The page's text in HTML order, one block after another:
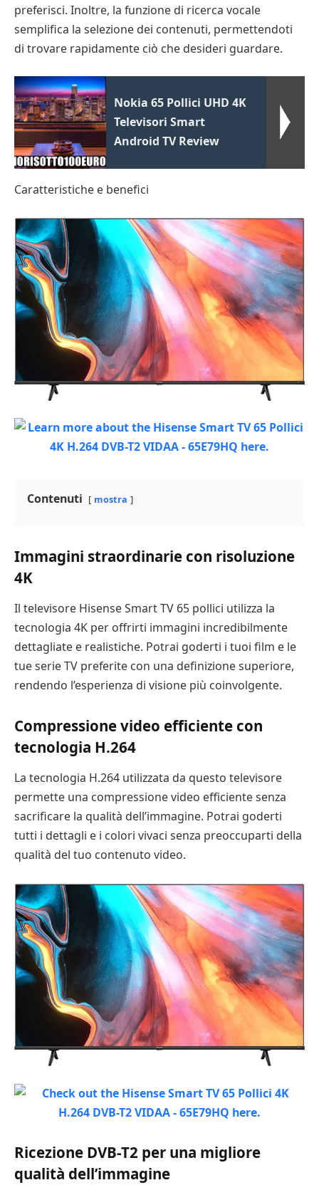
preferisci. Inoltre, la funzione di ricerca vocale
semplifica la selezione dei contenuti, permettendoti
di trovare rapidamente ciò che desideri guardare.
Nokia 65 Pollici UHD 4K
Televisori Smart
Android TV Review
Caratteristiche e benefici
Contenuti mostra
Immagini straordinarie con risoluzione
4K
Il televisore Hisense Smart TV 65 pollici utilizza la
tecnologia 4K per offrirti immagini incredibilmente
dettagliate e realistiche. Potrai goderti i tuoi film e le
tue serie TV preferite con una definizione superiore,
rendendo l’esperienza di visione più coinvolgente.
Compressione video efficiente con
tecnologia H.264
La tecnologia H.264 utilizzata da questo televisore
permette una compressione video efficiente senza
sacrificare la qualità dell’immagine. Potrai goderti
tutti i dettagli e i colori vivaci senza preoccuparti della
qualità del tuo contenuto video.
Ricezione DVB-T2 per una migliore
qualità dell’immagine